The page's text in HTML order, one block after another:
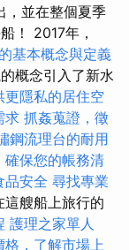
並在整個夏季
！ 2017年，
基本概念與定義
概念引入了新水
隱私的居住空
求 抓姦蒐證，徵
鋼流理台的耐用
確保您的帳務清
品安全 尋找專業
這艘船上旅行的
護理之家單人
格，了解市場上